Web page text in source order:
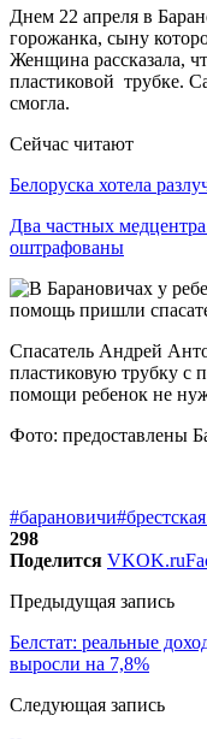
Днем 22 апреля в
горожанка, сыну
Женщина рассказала,
пластиковой трубке.
смогла.
Сейчас читают
Белоруска хотела
Два частных
оштрафованы
Спасатель Андрей
пластиковую трубку с
помощи ребенок не
Фото: предоставлены
#барановичи
298
Поделится VKOK.ru
Предыдущая запись
Белстат: реальные
выросли на 7,8%
Следующая запись